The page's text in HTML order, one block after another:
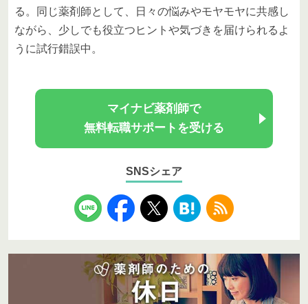
る。同じ薬剤師として、日々の悩みやモヤモヤに共感し
ながら、少しでも役立つヒントや気づきを届けられるよ
うに試行錯誤中。
マイナビ薬剤師で
無料転職サポートを受ける
SNSシェア